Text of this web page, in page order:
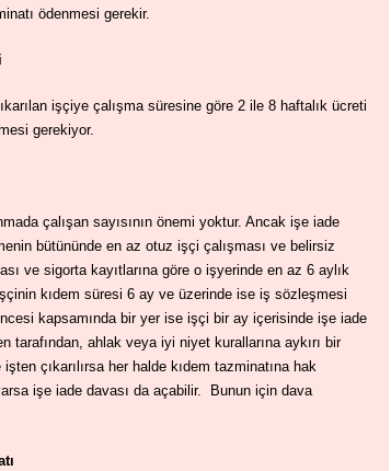
ödenmesi gerekir.
işçiye çalışma süresine göre 2 ile 8 haftalık ücreti
gerekiyor.
çalışan sayısının önemi yoktur. Ancak işe iade
bütününde en az otuz işçi çalışması ve belirsiz
ve sigorta kayıtlarına göre o işyerinde en az 6 aylık
kıdem süresi 6 ay ve üzerinde ise iş sözleşmesi
kapsamında bir yer ise işçi bir ay içerisinde işe iade
tarafından, ahlak veya iyi niyet kurallarına aykırı bir
çıkarılırsa her halde kıdem tazminatına hak
işe iade davası da açabilir. Bunun için dava